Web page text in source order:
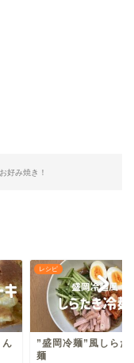
好み焼き！
レシピ
”盛岡冷麺”風しらた
麺